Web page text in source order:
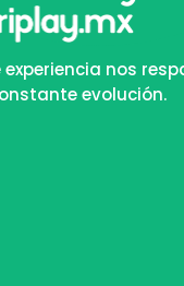
experiencia nos
evolución.